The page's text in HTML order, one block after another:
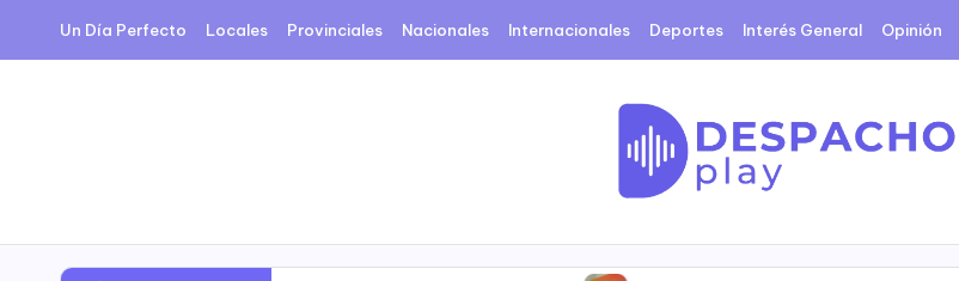
Un Día Perfecto Locales Provinciales Nacionales Internacionales Deportes Interés General Opinión